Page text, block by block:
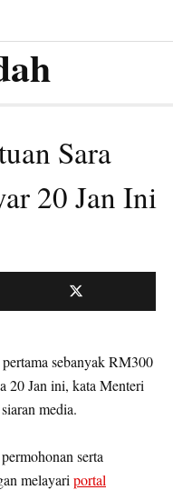
Sara
20 Jan Ini
sebanyak RM300
20 Jan ini, kata Menteri
media.
serta
melayari portal